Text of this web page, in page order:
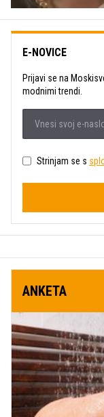
E-NOVICE
Prijavi se na
modnimi trendi.
Strinjam se s
ANKETA